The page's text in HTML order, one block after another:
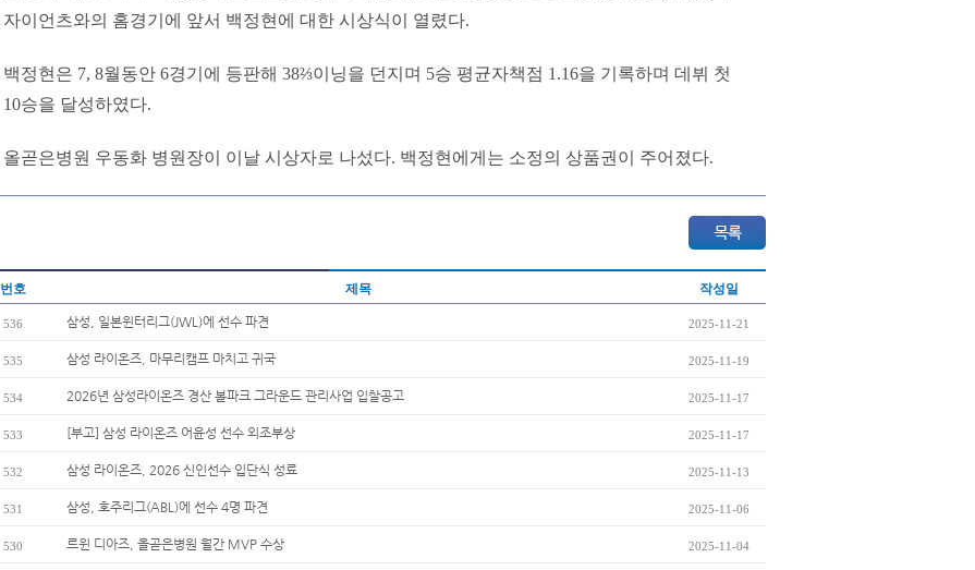
자이언츠와의 홈경기에 앞서 백정현에 대한 시상식이 열렸다.
백정현은 7, 8월동안 6경기에 등판해 38⅔이닝을 던지며 5승 평균자책점 1.16을 기록하며 데뷔 첫
10승을 달성하였다.
올곧은병원 우동화 병원장이 이날 시상자로 나섰다. 백정현에게는 소정의 상품권이 주어졌다.
번호 제목 작성일
536 삼성, 일본윈터리그(JWL)에 선수 파견 2025-11-21
535 삼성 라이온즈, 마무리캠프 마치고 귀국 2025-11-19
534 2026년 삼성라이온즈 경산 볼파크 그라운드 관리사업 입찰공고 2025-11-17
533 [부고] 삼성 라이온즈 어윤성 선수 외조부상 2025-11-17
532 삼성 라이온즈, 2026 신인선수 입단식 성료 2025-11-13
531 삼성, 호주리그(ABL)에 선수 4명 파견 2025-11-06
530 르윈 디아즈, 올곧은병원 월간 MVP 수상 2025-11-04